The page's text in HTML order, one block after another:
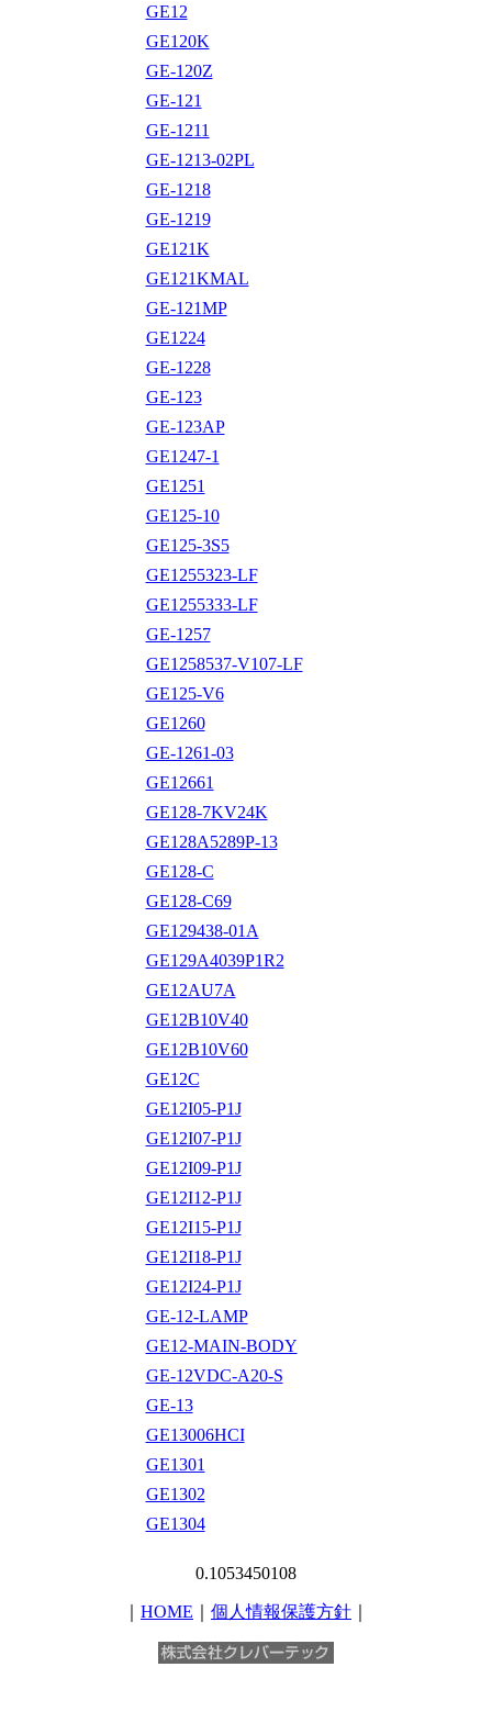
GE12
GE120K
GE-120Z
GE-121
GE-1211
GE-1213-02PL
GE-1218
GE-1219
GE121K
GE121KMAL
GE-121MP
GE1224
GE-1228
GE-123
GE-123AP
GE1247-1
GE1251
GE125-10
GE125-3S5
GE1255323-LF
GE1255333-LF
GE-1257
GE1258537-V107-LF
GE125-V6
GE1260
GE-1261-03
GE12661
GE128-7KV24K
GE128A5289P-13
GE128-C
GE128-C69
GE129438-01A
GE129A4039P1R2
GE12AU7A
GE12B10V40
GE12B10V60
GE12C
GE12I05-P1J
GE12I07-P1J
GE12I09-P1J
GE12I12-P1J
GE12I15-P1J
GE12I18-P1J
GE12I24-P1J
GE-12-LAMP
GE12-MAIN-BODY
GE-12VDC-A20-S
GE-13
GE13006HCI
GE1301
GE1302
GE1304
0.1053450108
HOME 個人情報保護方針